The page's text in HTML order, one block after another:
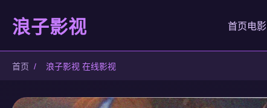
浪子影视 首页电影
首页 / 浪子影视 在线影视